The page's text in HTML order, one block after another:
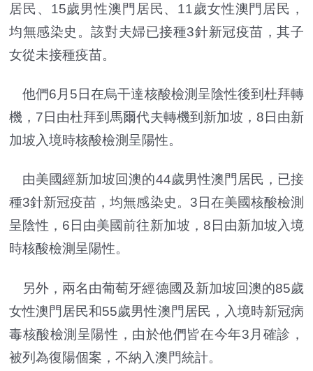
居民、15歲男性澳門居民、11歲女性澳門居民，
均無感染史。該對夫婦已接種3針新冠疫苗，其子
女從未接種疫苗。
他們6月5日在烏干達核酸檢測呈陰性後到杜拜轉
機，7日由杜拜到馬爾代夫轉機到新加坡，8日由新
加坡入境時核酸檢測呈陽性。
由美國經新加坡回澳的44歲男性澳門居民，已接
種3針新冠疫苗，均無感染史。3日在美國核酸檢測
呈陰性，6日由美國前往新加坡，8日由新加坡入境
時核酸檢測呈陽性。
另外，兩名由葡萄牙經德國及新加坡回澳的85歲
女性澳門居民和55歲男性澳門居民，入境時新冠病
毒核酸檢測呈陽性，由於他們皆在今年3月確診，
被列為復陽個案，不納入澳門統計。